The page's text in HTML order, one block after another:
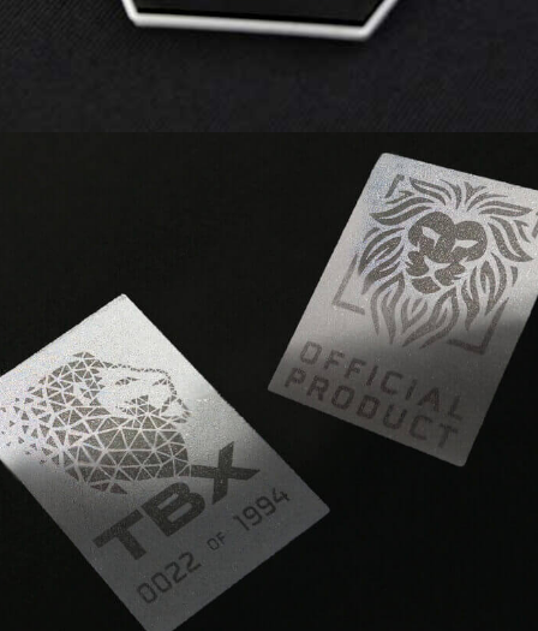
MIR® | SILVER est excellent pour
intégrer des codes QR dans votre
design, en double image.